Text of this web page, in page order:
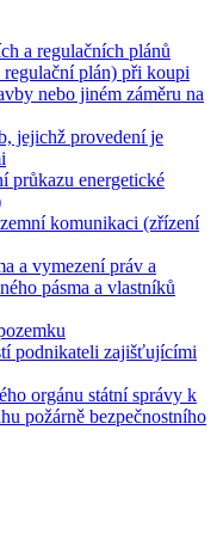
a regulačních plánů
regulační plán) při koupi
nebo jiném záměru na
jejichž provedení je
průkazu energetické
komunikaci (zřízení
a vymezení práv a
pásma a vlastníků
podnikateli zajišťujícími
orgánu státní správy k
požárně bezpečnostního